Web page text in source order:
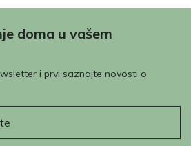
doma u vašem
i prvi saznajte novosti o